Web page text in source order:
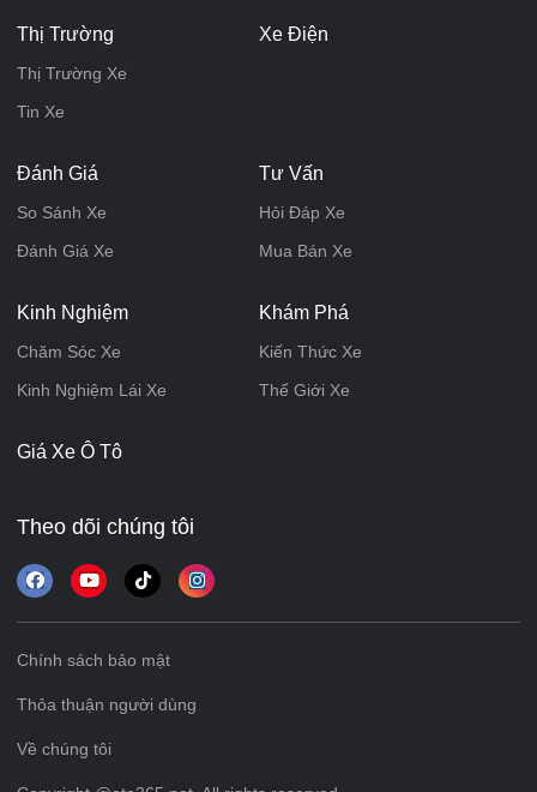
Thị Trường
Thị Trường Xe
Tin Xe
Xe Điện
Đánh Giá
So Sánh Xe
Đánh Giá Xe
Tư Vấn
Hỏi Đáp Xe
Mua Bán Xe
Kinh Nghiệm
Chăm Sóc Xe
Kinh Nghiệm Lái Xe
Khám Phá
Kiến Thức Xe
Thế Giới Xe
Giá Xe Ô Tô
Theo dõi chúng tôi
Chính sách bảo mật
Thỏa thuận người dùng
Về chúng tôi